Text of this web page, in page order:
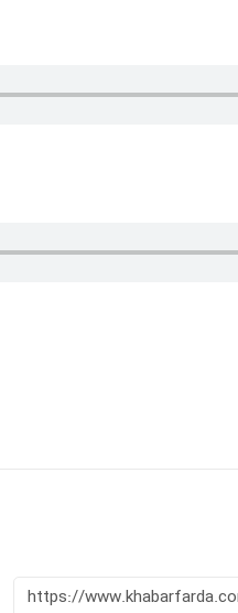
https://